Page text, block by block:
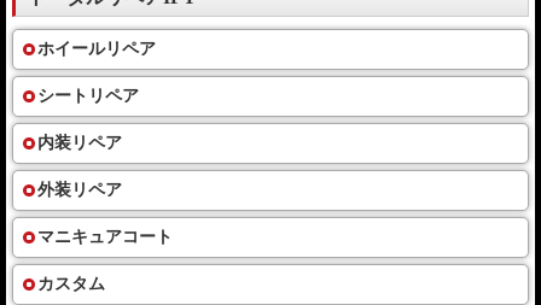
ホイールリペア
シートリペア
内装リペア
外装リペア
マニキュアコート
カスタム